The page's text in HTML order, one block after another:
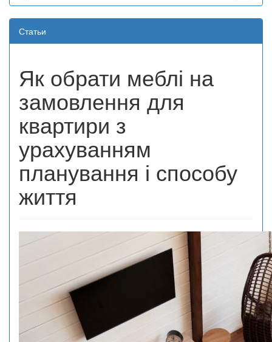
Статьи
Як обрати меблі на
замовлення для
квартири з
урахуванням
планування і способу
життя